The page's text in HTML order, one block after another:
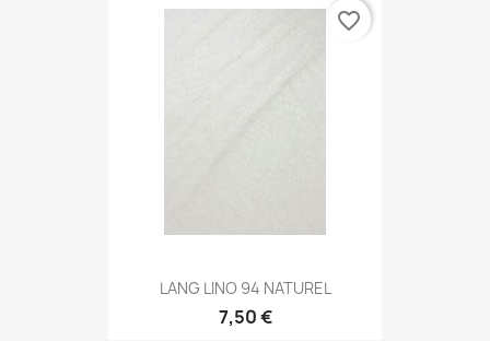
LANG LINO 94 NATUREL
7,50 €
favorite_border